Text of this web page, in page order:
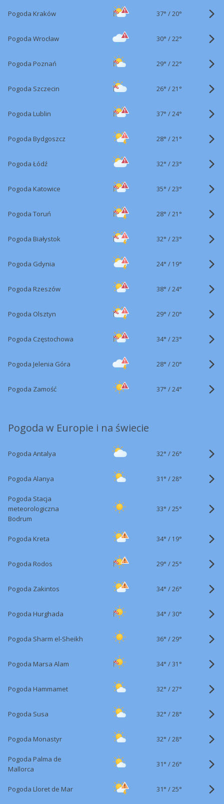
Pogoda Kraków 37° /20°
Pogoda Wrocław 30° /22°
Pogoda Poznań 29° /22°
Pogoda Szczecin 26° /21°
Pogoda Lublin 37° /24°
Pogoda Bydgoszcz 28° /21°
Pogoda Łódź 32° /23°
Pogoda Katowice 35° /23°
Pogoda Toruń 28° /21°
Pogoda Białystok 32° /23°
Pogoda Gdynia 24° / 19°
Pogoda Rzeszów 38° /24°
Pogoda Olsztyn 29° /20°
Pogoda Częstochowa 34° /23°
Pogoda Jelenia Góra 28° /20°
Pogoda Zamość 37° /24°
Pogoda w Europie i na świecie
Pogoda Antalya 32° /26°
Pogoda Alanya 31° /28°
Pogoda Stacja
meteorologiczna
Bodrum
33° /25°
Pogoda Kreta 34° / 19°
Pogoda Rodos 29° /25°
Pogoda Zakintos 34° /26°
Pogoda Hurghada 34° /30°
Pogoda Sharm el-Sheikh 36° /29°
Pogoda Marsa Alam 34° /31°
Pogoda Hammamet 32° /27°
Pogoda Susa 32° /28°
Pogoda Monastyr 32° /28°
Pogoda Palma de
Mallorca
31° /26°
Pogoda Lloret de Mar 31° /25°